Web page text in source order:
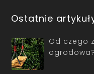
Ostatnie
Od czego
ogrodowa?